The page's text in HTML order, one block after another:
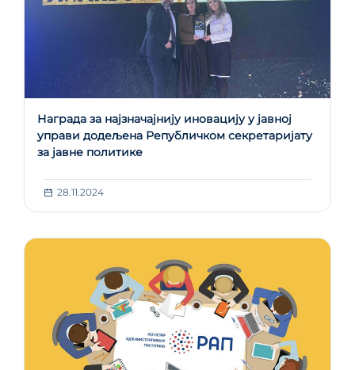
Награда за најзначајнију иновацију у јавној
управи додељена Републичком секретаријату
за јавне политике
28.11.2024